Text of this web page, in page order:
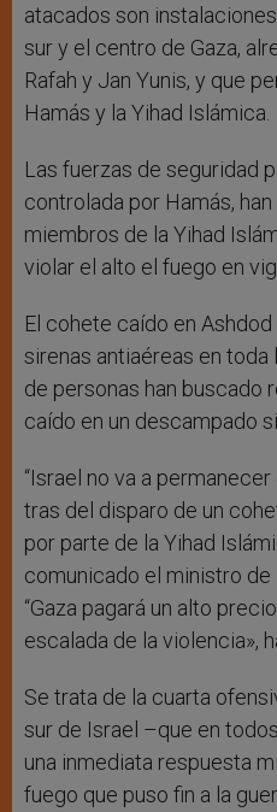
atacados son
sur y el centro de Gaza,
Rafah y Jan Yunis, y que
Hamás y la Yihad Islámica.
Las fuerzas de seguridad
controlada por Hamás,
miembros de la Yihad
violar el alto el fuego en
El cohete caído en
sirenas antiaéreas en
de personas han buscado
caído en un descampado
“Israel no va a
tras del disparo de un
por parte de la Yihad
comunicado el ministro de
“Gaza pagará un alto
escalada de la violencia»,
Se trata de la cuarta
sur de Israel –que en
una inmediata respuesta
fuego que puso fin a la